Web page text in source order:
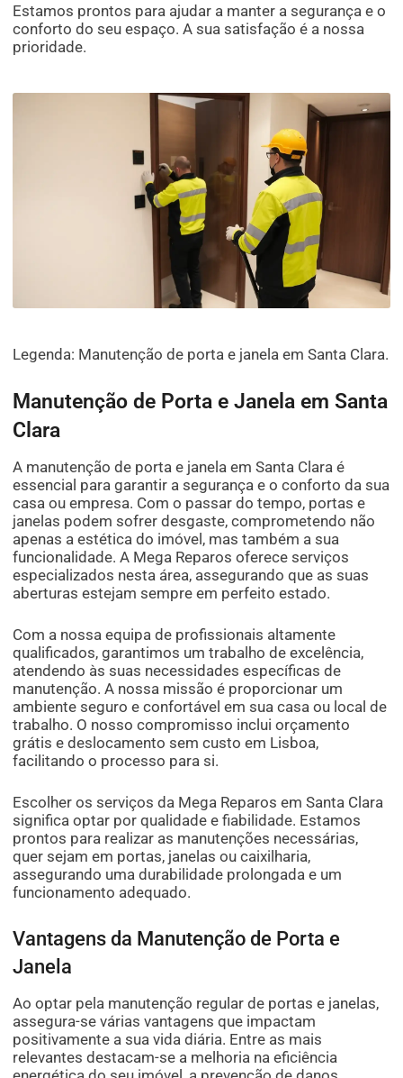
Estamos prontos para ajudar a manter a segurança e o
conforto do seu espaço. A sua satisfação é a nossa
prioridade.
Legenda: Manutenção de porta e janela em Santa Clara.
Manutenção de Porta e Janela em Santa
Clara
A manutenção de porta e janela em Santa Clara é
essencial para garantir a segurança e o conforto da sua
casa ou empresa. Com o passar do tempo, portas e
janelas podem sofrer desgaste, comprometendo não
apenas a estética do imóvel, mas também a sua
funcionalidade. A Mega Reparos oferece serviços
especializados nesta área, assegurando que as suas
aberturas estejam sempre em perfeito estado.
Com a nossa equipa de profissionais altamente
qualificados, garantimos um trabalho de excelência,
atendendo às suas necessidades específicas de
manutenção. A nossa missão é proporcionar um
ambiente seguro e confortável em sua casa ou local de
trabalho. O nosso compromisso inclui orçamento
grátis e deslocamento sem custo em Lisboa,
facilitando o processo para si.
Escolher os serviços da Mega Reparos em Santa Clara
significa optar por qualidade e fiabilidade. Estamos
prontos para realizar as manutenções necessárias,
quer sejam em portas, janelas ou caixilharia,
assegurando uma durabilidade prolongada e um
funcionamento adequado.
Vantagens da Manutenção de Porta e
Janela
Ao optar pela manutenção regular de portas e janelas,
assegura-se várias vantagens que impactam
positivamente a sua vida diária. Entre as mais
relevantes destacam-se a melhoria na eficiência